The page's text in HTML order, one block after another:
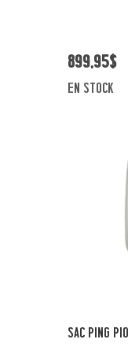
899,95$
en stock
SAC PING